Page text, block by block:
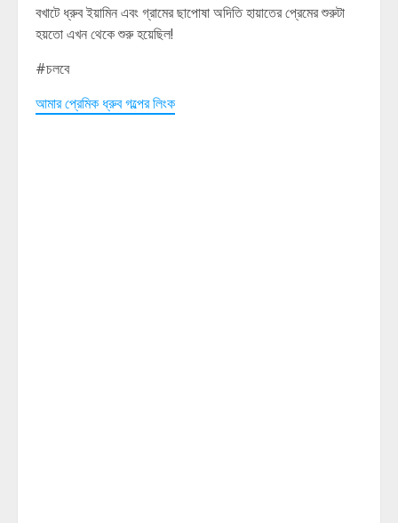
বখাটে ধ্রুব ইয়ামিন এবং গ্রামের ছাপোষা অদিতি হায়াতের প্রেমের শুরুটা
হয়তো এখন থেকে শুরু হয়েছিল!
#চলবে
আমার প্রেমিক ধ্রুব গল্পের লিংক